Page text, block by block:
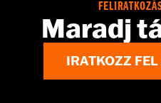
Maradj
IRATKOZZ